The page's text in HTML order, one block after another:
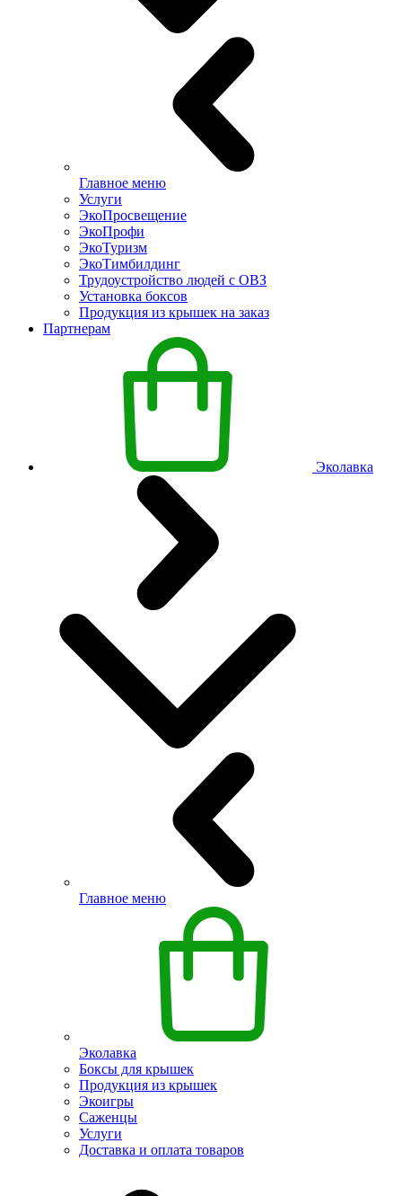
Главное меню
Услуги
ЭкоПросвещение
ЭкоПрофи
ЭкоТуризм
ЭкоТимбилдинг
Трудоустройство людей с ОВЗ
Установка боксов
Продукция из крышек на заказ
Партнерам
Эколавка
Главное меню
Эколавка
Боксы для крышек
Продукция из крышек
Экоигры
Саженцы
Услуги
Доставка и оплата товаров